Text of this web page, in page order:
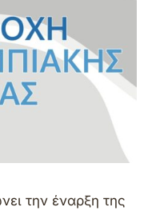
την έναρξη της